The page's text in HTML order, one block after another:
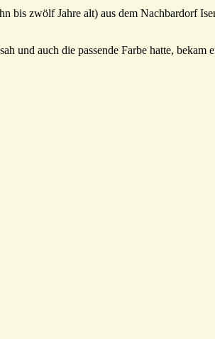
bis zwölf Jahre alt) aus dem Nachbardorf
und auch die passende Farbe hatte, bekam